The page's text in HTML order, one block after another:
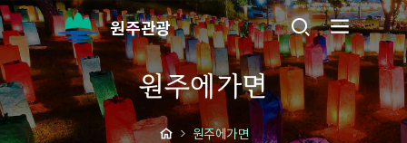
원주관광
원주에가면
원주에가면